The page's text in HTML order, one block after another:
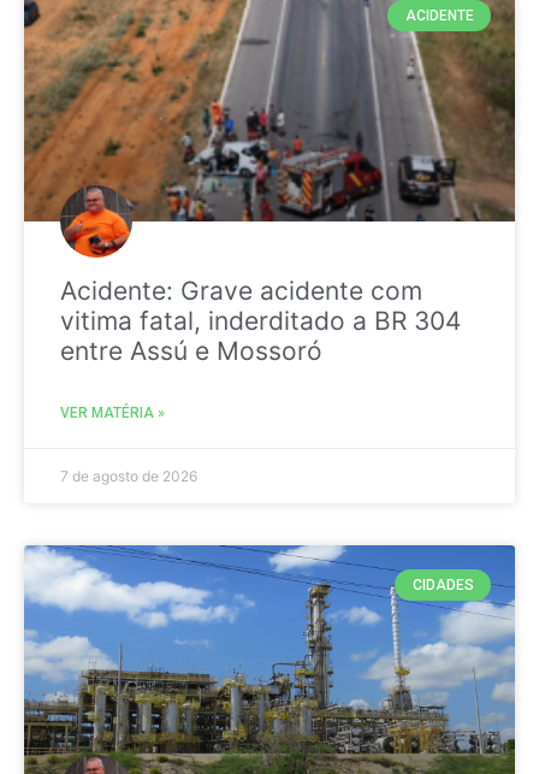
ACIDENTE
Acidente: Grave acidente com
vitima fatal, inderditado a BR 304
entre Assú e Mossoró
VER MATÉRIA »
7 de agosto de 2026
CIDADES